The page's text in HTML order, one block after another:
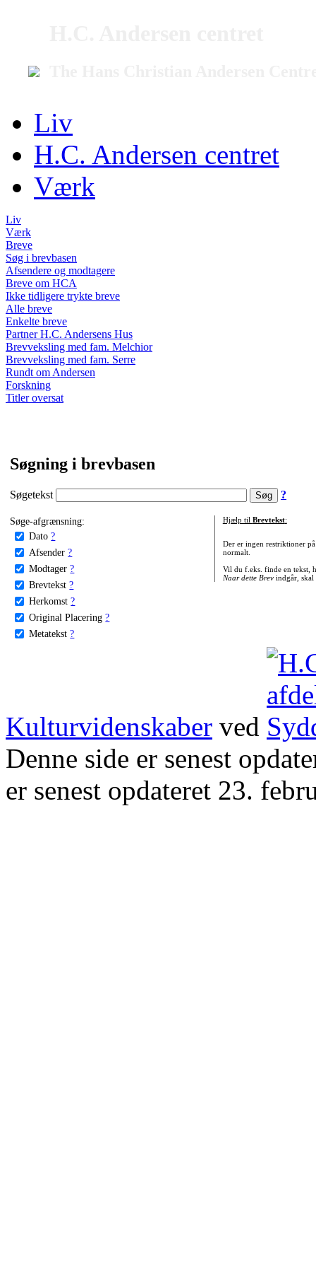
Liv
H.C. Andersen centret
Værk
Liv
Værk
Breve
Søg i brevbasen
Afsendere og modtagere
Breve om HCA
Ikke tidligere trykte breve
Alle breve
Enkelte breve
Partner H.C. Andersens Hus
Brevveksling med fam. Melchior
Brevveksling med fam. Serre
Rundt om Andersen
Forskning
Titler oversat
Søgning i brevbasen
Søgetekst ?
Søge-afgrænsning:
Dato ?
Afsender ?
Modtager ?
Brevtekst ?
Herkomst ?
Original Placering ?
Metatekst ?
Hjælp til Brevtekst:
Der er ingen restriktioner
normalt.
Vil du f.eks. finde en tekst,
Naar dette Brevindgår, skal
Kulturvidenskaber ved
Denne side er senest
er senest opdateret 23.